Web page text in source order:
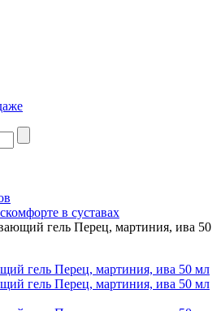
в суставах
гель Перец, мартиния, ива 50